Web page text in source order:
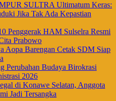
SULTRA Ultimatum Keras:
Jika Tak Ada Kepastian
Penggerak HAM Sulselra Resmi
Prabowo
Aopa Barengan Cetak SDM Siap
Perubahan Budaya Birokrasi
2026
di Konawe Selatan, Anggota
Jadi Tersangka